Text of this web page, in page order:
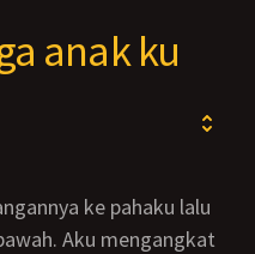
anak ku
Aku mengangkat